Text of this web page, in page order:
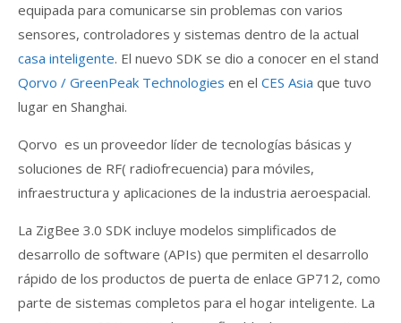
equipada para comunicarse sin problemas con varios
sensores, controladores y sistemas dentro de la actual
casa inteligente. El nuevo SDK se dio a conocer en el stand
Qorvo / GreenPeak Technologies en el CES Asia que tuvo
lugar en Shanghai.
Qorvo es un proveedor líder de tecnologías básicas y
soluciones de RF( radiofrecuencia) para móviles,
infraestructura y aplicaciones de la industria aeroespacial.
La ZigBee 3.0 SDK incluye modelos simplificados de
desarrollo de software (APIs) que permiten el desarrollo
rápido de los productos de puerta de enlace GP712, como
parte de sistemas completos para el hogar inteligente. La